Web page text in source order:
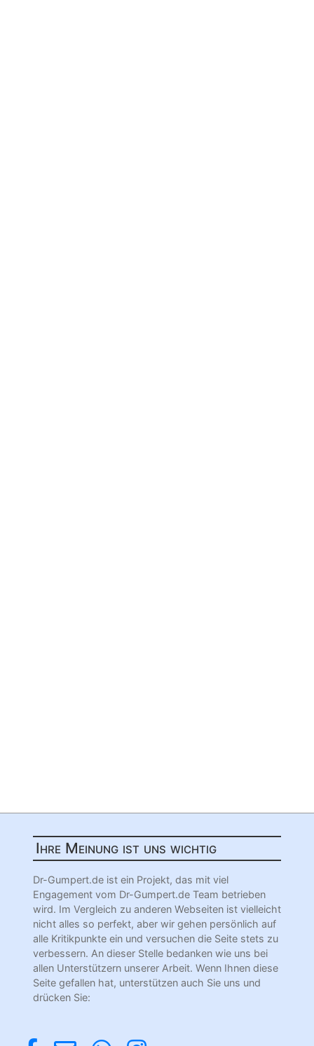
Ihre Meinung ist uns wichtig
Dr-Gumpert.de ist ein Projekt, das mit viel
Engagement vom Dr-Gumpert.de Team betrieben
wird. Im Vergleich zu anderen Webseiten ist vielleicht
nicht alles so perfekt, aber wir gehen persönlich auf
alle Kritikpunkte ein und versuchen die Seite stets zu
verbessern. An dieser Stelle bedanken wie uns bei
allen Unterstützern unserer Arbeit. Wenn Ihnen diese
Seite gefallen hat, unterstützen auch Sie uns und
drücken Sie: